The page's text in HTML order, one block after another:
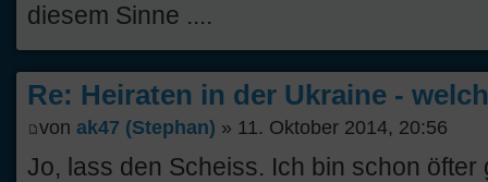
diesem Sinne ....
Re: Heiraten in der Ukraine -
von ak47 (Stephan) » 11. Oktober 2014, 20:56
Jo, lass den Scheiss. Ich bin schon